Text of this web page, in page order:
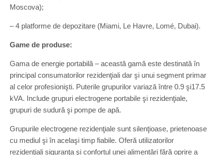
Moscova);
– 4 platforme de depozitare (Miami, Le Havre, Lomé, Dubai).
Game de produse:
Gama de energie portabilă – această gamă este destinată în
principal consumatorilor rezidenţiali dar şi unui segment primar
al celor profesionişti. Puterile grupurilor variază între 0.9 şi17.5
kVA. Include grupuri electrogene portabile şi rezidenţiale,
grupuri de sudură şi pompe de apă.
Grupurile electrogene rezidenţiale sunt silenţioase, prietenoase
cu mediul şi în acelaşi timp fiabile. Oferă utilizatorilor
rezidenţiali siguranţa şi confortul unei alimentări fără oprire a